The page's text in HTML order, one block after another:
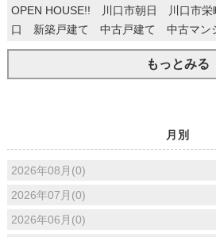
OPEN HOUSE!! 川口市朝日 川口市栄
口 新築戸建て 中古戸建て 中古マン
もっとみる
月別
2026年08月(0)
2026年07月(0)
2026年06月(0)